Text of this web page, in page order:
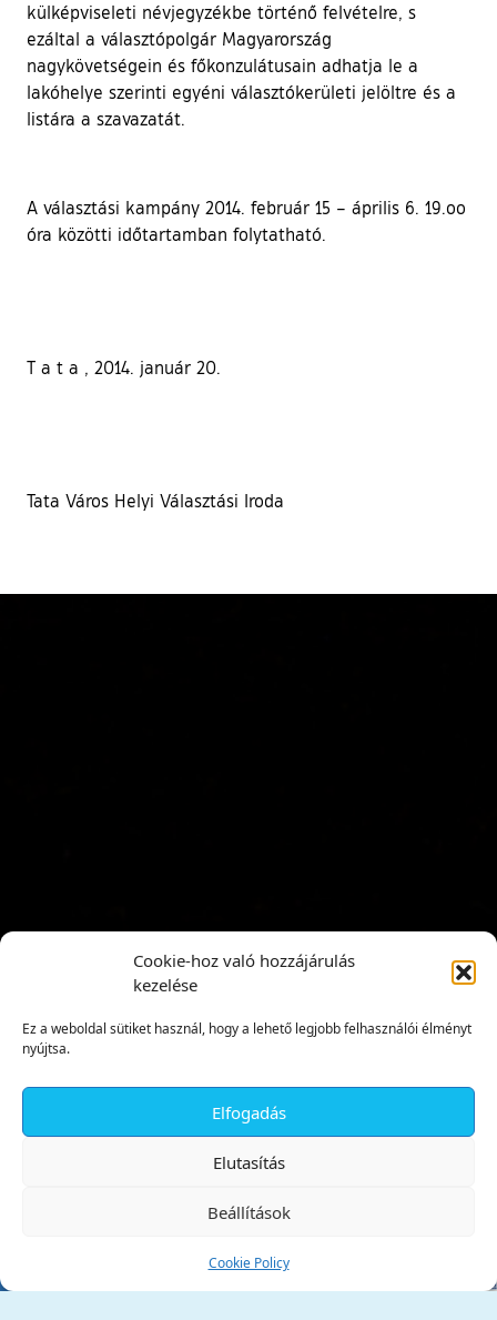
Cookie-hoz való hozzájárulás
kezelése
Ez a weboldal sütiket használ, hogy a lehető legjobb felhasználói élményt
nyújtsa.
Elfogadás
Elutasítás
Beállítások
Cookie Policy
külképviseleti névjegyzékbe történő felvételre, s
ezáltal a választópolgár Magyarország
nagykövetségein és főkonzulátusain adhatja le a
lakóhelye szerinti egyéni választókerületi jelöltre és a
listára a szavazatát.
A választási kampány 2014. február 15 – április 6. 19.oo
óra közötti időtartamban folytatható.
T a t a , 2014. január 20.
Tata Város Helyi Választási Iroda
Tata Város Önkormányzata
✕